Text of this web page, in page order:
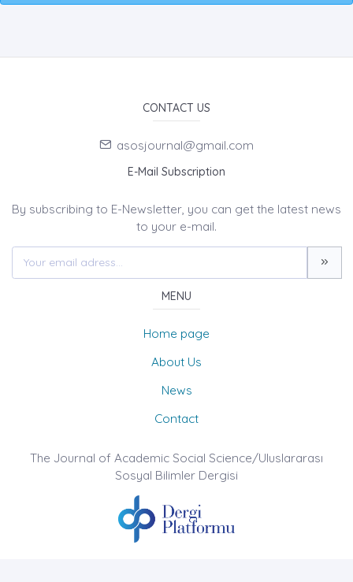
CONTACT US
asosjournal@gmail.com
E-Mail Subscription
By subscribing to E-Newsletter, you can get the latest news
to your e-mail.
MENU
Home page
About Us
News
Contact
The Journal of Academic Social Science/Uluslararası
Sosyal Bilimler Dergisi